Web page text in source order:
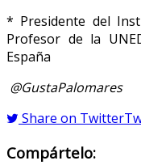
* Presidente del
Profesor de la
España
@GustaPalomares
Share on Twitter
Compártelo: